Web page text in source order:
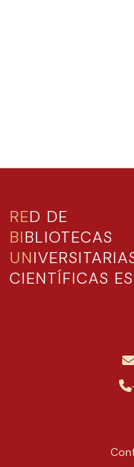
RED DE
BIBLIOTECAS
UN
CIENTÍFICAS